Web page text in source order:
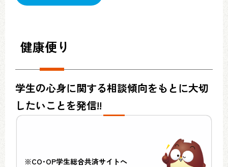
健康便り
学生の心身に関する相談傾向をもとに大切
したいことを発信!!
※CO･OP学生総合共済サイトへ